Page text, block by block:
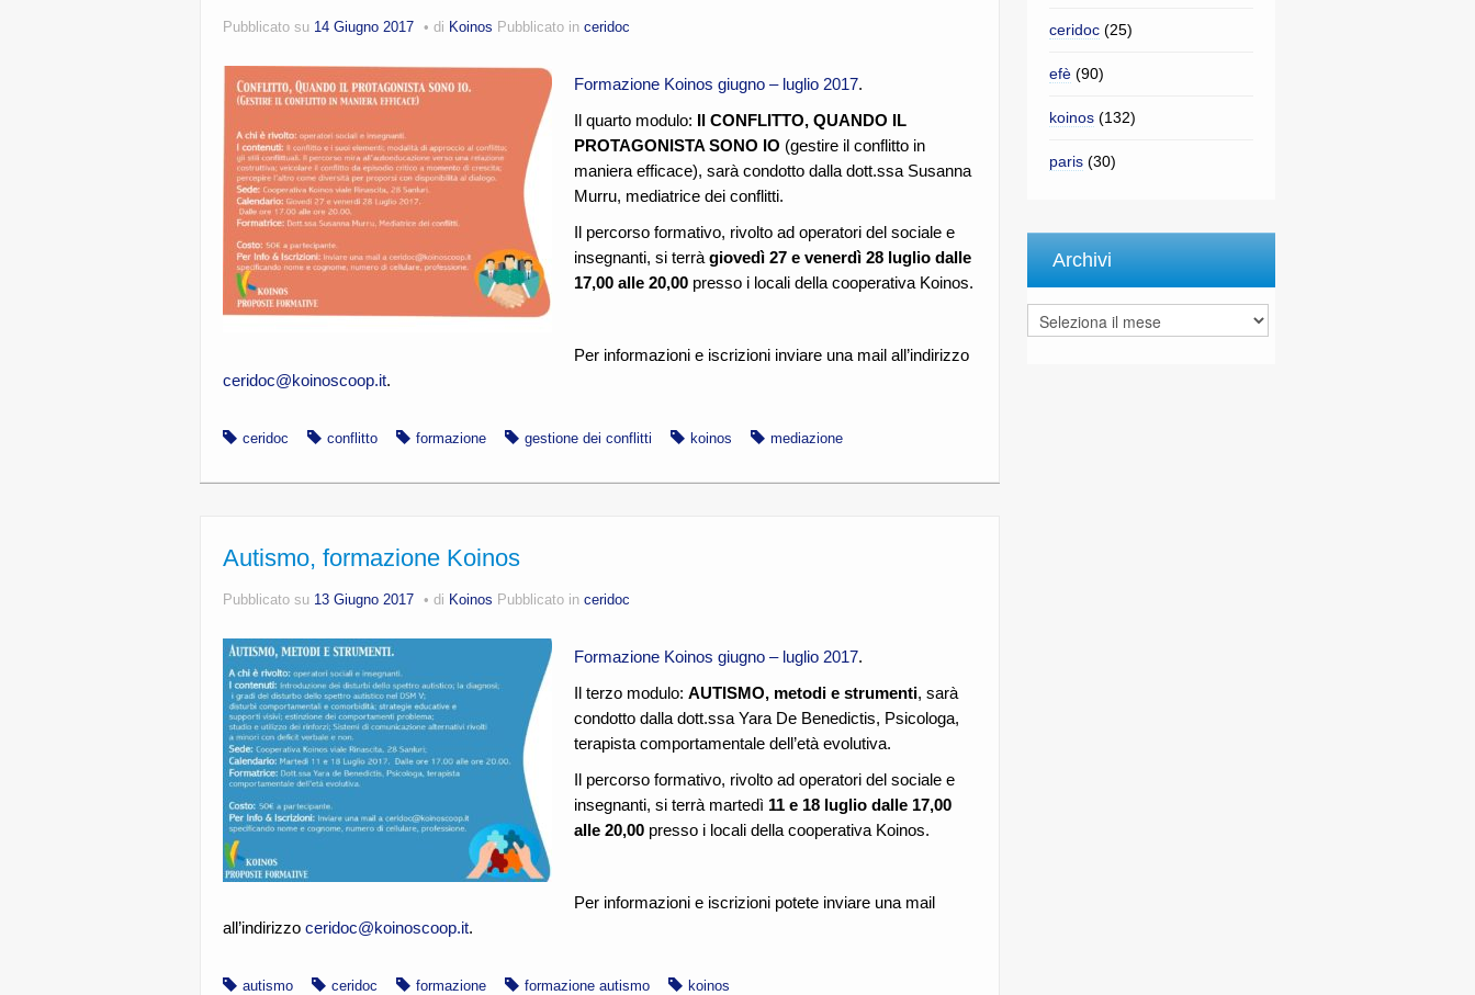
Pubblicato su 14 Giugno 2017 di Koinos Pubblicato in ceridoc
Formazione Koinos giugno – luglio 2017.
Il quarto modulo: Il CONFLITTO, QUANDO IL
PROTAGONISTA SONO IO (gestire il conflitto in
maniera efficace), sarà condotto dalla dott.ssa Susanna
Murru, mediatrice dei conflitti.
Il percorso formativo, rivolto ad operatori del sociale e
insegnanti, si terrà giovedì 27 e venerdì 28 luglio dalle
17,00 alle 20,00 presso i locali della cooperativa Koinos.
Per informazioni e iscrizioni inviare una mail all’indirizzo
ceridoc@koinoscoop.it.
ceridoc conflitto formazione gestione dei conflitti koinos mediazione
Autismo, formazione Koinos
Pubblicato su 13 Giugno 2017 di Koinos Pubblicato in ceridoc
Formazione Koinos giugno – luglio 2017.
Il terzo modulo: AUTISMO, metodi e strumenti, sarà
condotto dalla dott.ssa Yara De Benedictis, Psicologa,
terapista comportamentale dell’età evolutiva.
Il percorso formativo, rivolto ad operatori del sociale e
insegnanti, si terrà martedì 11 e 18 luglio dalle 17,00
alle 20,00 presso i locali della cooperativa Koinos.
Per informazioni e iscrizioni potete inviare una mail
all’indirizzo ceridoc@koinoscoop.it.
autismo ceridoc formazione formazione autismo koinos
ceridoc(25)
efè(90)
koinos(132)
paris(30)
Archivi
Archivi